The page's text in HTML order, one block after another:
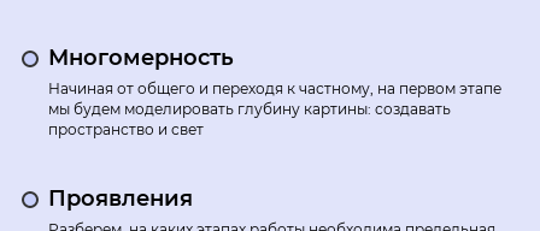
Многомерность
Начиная от общего и переходя к частному, на первом этапе
мы будем моделировать глубину картины: создавать
пространство и свет
Проявления